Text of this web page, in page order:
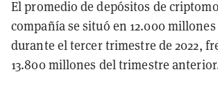
El promedio de depósitos de
compañía se situó en 12.000
durante el tercer trimestre de 2022,
13.800 millones del trimestre